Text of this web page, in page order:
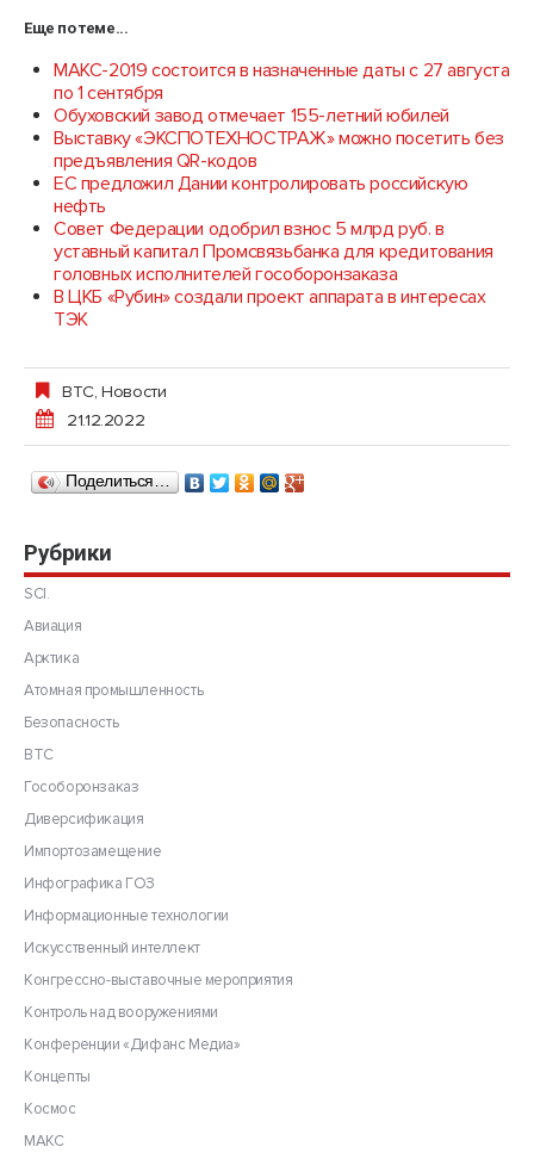
Еще по теме...
МАКС-2019 состоится в назначенные даты с 27 августа
по 1 сентября
Обуховский завод отмечает 155-летний юбилей
Выставку «ЭКСПОТЕХНОСТРАЖ» можно посетить без
предъявления QR-кодов
ЕС предложил Дании контролировать российскую
нефть
Совет Федерации одобрил взнос 5 млрд руб. в
уставный капитал Промсвязьбанка для кредитования
головных исполнителей гособоронзаказа
В ЦКБ «Рубин» создали проект аппарата в интересах
ТЭК
ВТС,Новости
21.12.2022
Поделиться…
Рубрики
SCI.
Авиация
Арктика
Атомная промышленность
Безопасность
ВТС
Гособоронзаказ
Диверсификация
Импортозамещение
Инфографика ГОЗ
Информационные технологии
Искусственный интеллект
Конгрессно-выставочные мероприятия
Контроль над вооружениями
Конференции «Дифанс Медиа»
Концепты
Космос
МАКС